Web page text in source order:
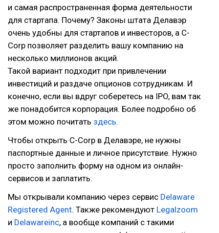
и самая распространенная форма деятельности
для стартапа. Почему? Законы штата Делавэр
очень удобны для стартапов и инвесторов, а C-
Corp позволяет разделить вашу компанию на
несколько миллионов акций.
Такой вариант подходит при привлечении
инвестиций и раздаче опционов сотрудникам. И
конечно, если вы вдруг соберетесь на IPO, вам так
же понадобится корпорация. Более подробно об
этом можно почитать здесь.
Чтобы открыть C-Corp в Делавэре, не нужны
паспортные данные и личное присутствие. Нужно
просто заполнить форму на одном из онлайн-
сервисов и заплатить.
Мы открывали компанию через сервис Delaware
Registered Agent. Также рекомендуют Legalzoom
и Delawareinc, а вообще компаний с такими